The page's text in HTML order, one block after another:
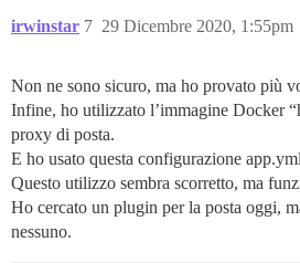
irwinstar 29 Dicembre 2020, 1:55pm
7
Non ne sono sicuro, ma ho provato più
Infine, ho utilizzato l’immagine Docker
proxy di posta.
E ho usato questa configurazione
Questo utilizzo sembra scorretto, ma
Ho cercato un plugin per la posta oggi,
nessuno.